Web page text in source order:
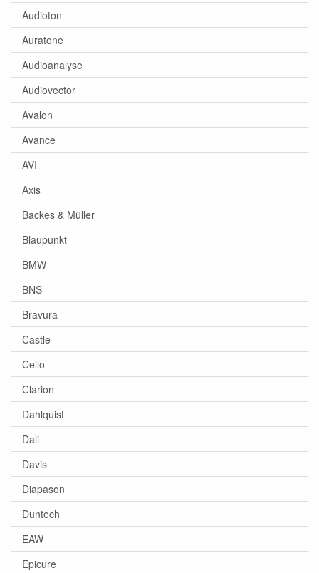
Audioton
Auratone
Audioanalyse
Audiovector
Avalon
Avance
AVI
Axis
Backes & Müller
Blaupunkt
BMW
BNS
Bravura
Castle
Cello
Clarion
Dahlquist
Dali
Davis
Diapason
Duntech
EAW
Epicure